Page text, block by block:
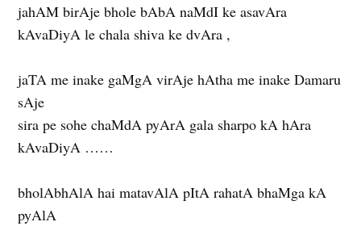
jahAM birAje bhole bAbA naMdI ke asavAra
kAvaDiyA le chala shiva ke dvAra ,
jaTA me inake gaMgA virAje hAtha me inake Damaru
sAje
sira pe sohe chaMdA pyArA gala sharpo kA hAra
kAvaDiyA ……
bholAbhAlA hai matavAlA pItA rahatA bhaMga kA
pyAlA